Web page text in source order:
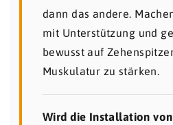
dann das andere.
mit Unterstützung und
bewusst auf
Muskulatur zu stärken.
Wird die Installation